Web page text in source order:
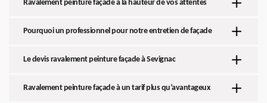
Ravalement peinture façade à la hauteur de vos attentes
Pourquoi un professionnel pour notre entretien de façade
Le devis ravalement peinture façade à Sevignac
Ravalement peinture façade à un tarif plus qu’avantageux